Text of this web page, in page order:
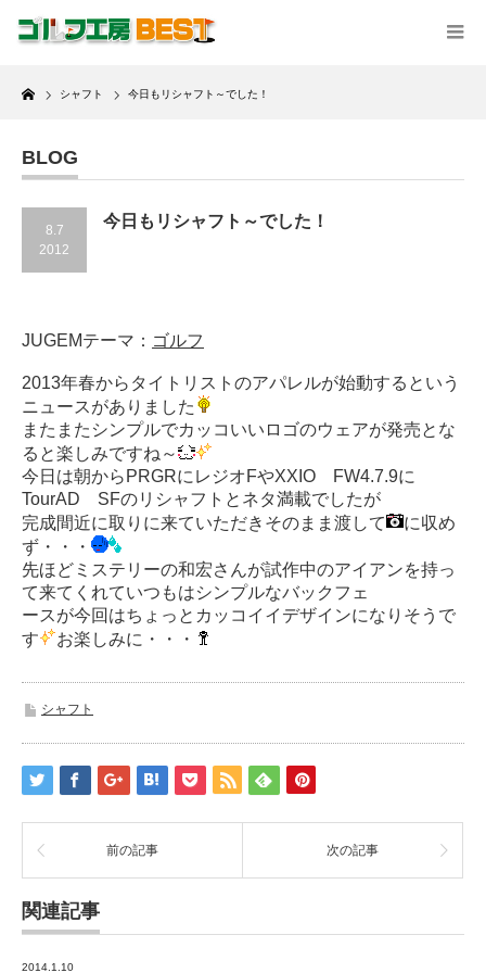
Home
シャフト 今日もリシャフト～でした！
BLOG
8.7
2012
今日もリシャフト～でした！
JUGEMテーマ： ゴルフ
2013年春からタイトリストのアパレルが始動するという
ニュースがありました
またまたシンプルでカッコいいロゴのウェアが発売とな
ると楽しみですね～
今日は朝からPRGRにレジオFやXXIO FW4.7.9に
TourAD SFのリシャフトとネタ満載でしたが
完成間近に取りに来ていただきそのまま渡して
に収め
ず・・・
先ほどミステリーの和宏さんが試作中のアイアンを持っ
て来てくれていつもはシンプルなバックフェ
ースが今回はちょっとカッコイイデザインになりそうで
す
お楽しみに・・・
シャフト
前の記事 次の記事
関連記事
2014.1.10